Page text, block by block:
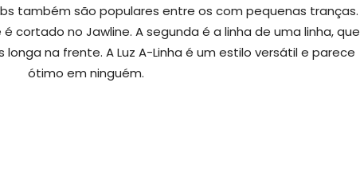
também são populares entre os com pequenas tranças.
cortado no Jawline. A segunda é a linha de uma linha, que
na frente. A Luz A-Linha é um estilo versátil e parece
ótimo em ninguém.